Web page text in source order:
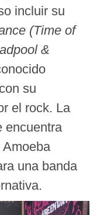
incluir su
(Time of
&
su
el rock. La
encuentra
una banda